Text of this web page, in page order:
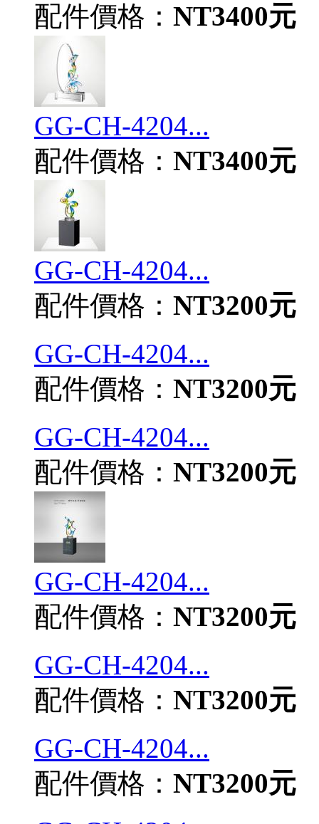
配件價格： NT3400元
GG-CH-4204...
配件價格： NT3400元
GG-CH-4204...
配件價格： NT3200元
GG-CH-4204...
配件價格： NT3200元
GG-CH-4204...
配件價格： NT3200元
GG-CH-4204...
配件價格： NT3200元
GG-CH-4204...
配件價格： NT3200元
GG-CH-4204...
配件價格： NT3200元